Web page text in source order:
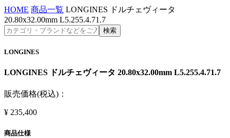
HOME 商品一覧 LONGINES ドルチェヴィータ
20.80x32.00mm L5.255.4.71.7
LONGINES
LONGINES ドルチェヴィータ 20.80x32.00mm L5.255.4.71.7
販売価格(税込)：
¥ 235,400
商品仕様